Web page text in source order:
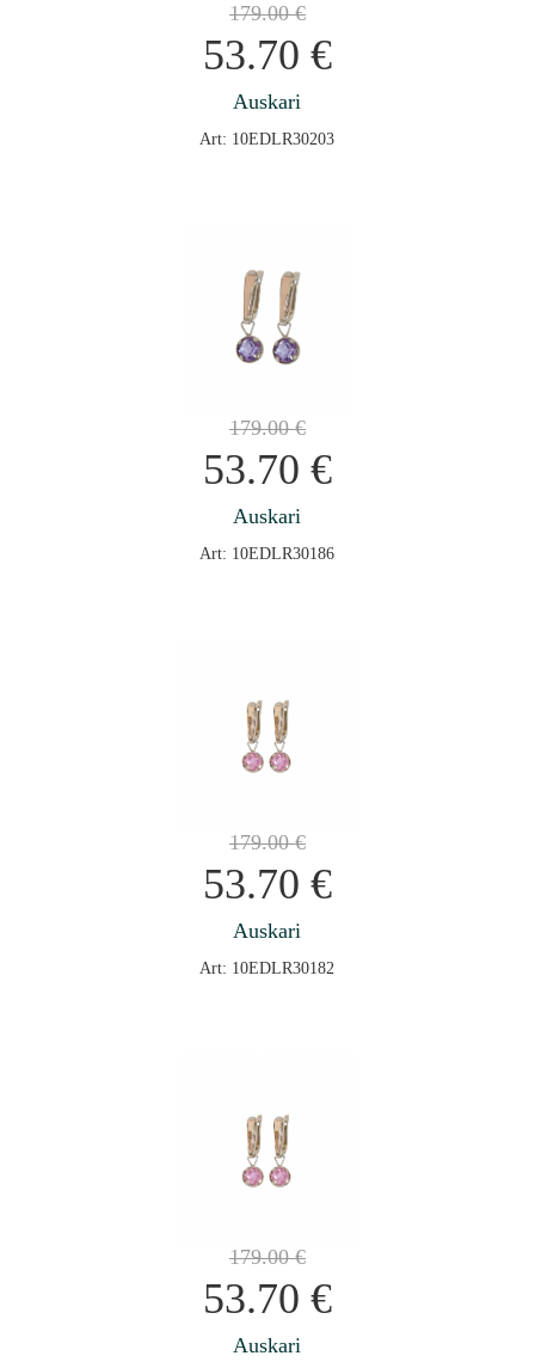
179.00€
53.70 €
Auskari
Art: 10EDLR30203
179.00€
53.70 €
Auskari
Art: 10EDLR30186
179.00€
53.70 €
Auskari
Art: 10EDLR30182
179.00€
53.70 €
Auskari